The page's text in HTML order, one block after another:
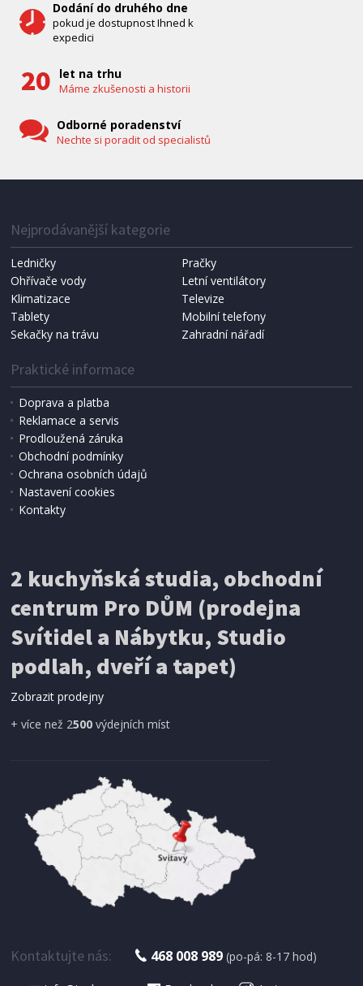
NÁHRADNÍ SÁČKY DO VYSAVAČE
Koma KRA-SB02S (Multi Bag, S-BAG SMS)
199 Kč Přidat do košíku
SÍŤ PROTI HMYZU
ProGarden KO-CY5910600 Síť proti hmyzu do
dveří magnetická 210 x 100 cm
179 Kč
Dodání do druhého dne
pokud je dostupnost Ihned k
expedici
let na trhu
Máme zkušenosti a historii
Odborné poradenství
Nechte si poradit od specialistů
Nejprodávanější kategorie
Ledničky
Pračky
Ohřívače vody
Letní ventilátory
Klimatizace
Televize
Tablety
Mobilní telefony
Sekačky na trávu
Zahradní nářadí
Praktické informace
Doprava a platba
Reklamace a servis
Prodloužená záruka
Obchodní podmínky
Ochrana osobních údajů
Nastavení cookies
Kontakty
2 kuchyňská studia, obchodní
centrum Pro DŮM (prodejna
Svítidel a Nábytku, Studio
podlah, dveří a tapet)
Zobrazit prodejny
+ více než 2500 výdejních míst
Kontaktujte nás: 468 008 989 (po-pá: 8-17 hod)